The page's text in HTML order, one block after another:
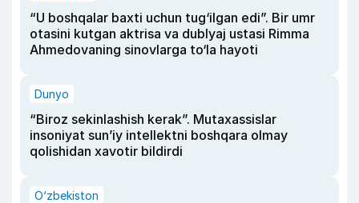
“U boshqalar baxti uchun tug‘ilgan edi”. Bir umr
otasini kutgan aktrisa va dublyaj ustasi Rimma
Ahmedovaning sinovlarga to‘la hayoti
Dunyo
“Biroz sekinlashish kerak”. Mutaxassislar
insoniyat sun’iy intellektni boshqara olmay
qolishidan xavotir bildirdi
O‘zbekiston